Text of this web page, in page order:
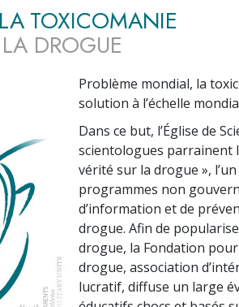
TOXICOMANIE
DROGUE
Problème mondial, la
solution à l’échelle
Dans ce but, l’Église de
scientologues parrainent
vérité sur la drogue »,
programmes non
d’information et de
drogue. Afin de
drogue, la Fondation
drogue, association
lucratif, diffuse un large